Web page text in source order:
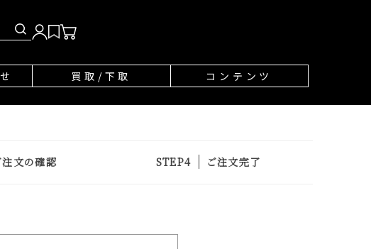
買取/下取 コンテンツ
注文の確認 ご注文完了